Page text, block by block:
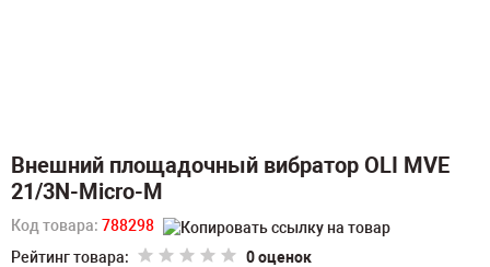
Внешний площадочный вибратор OLI MVE
21/3N-Micro-M
Код товара: 788298
Рейтинг товара:
0 оценок